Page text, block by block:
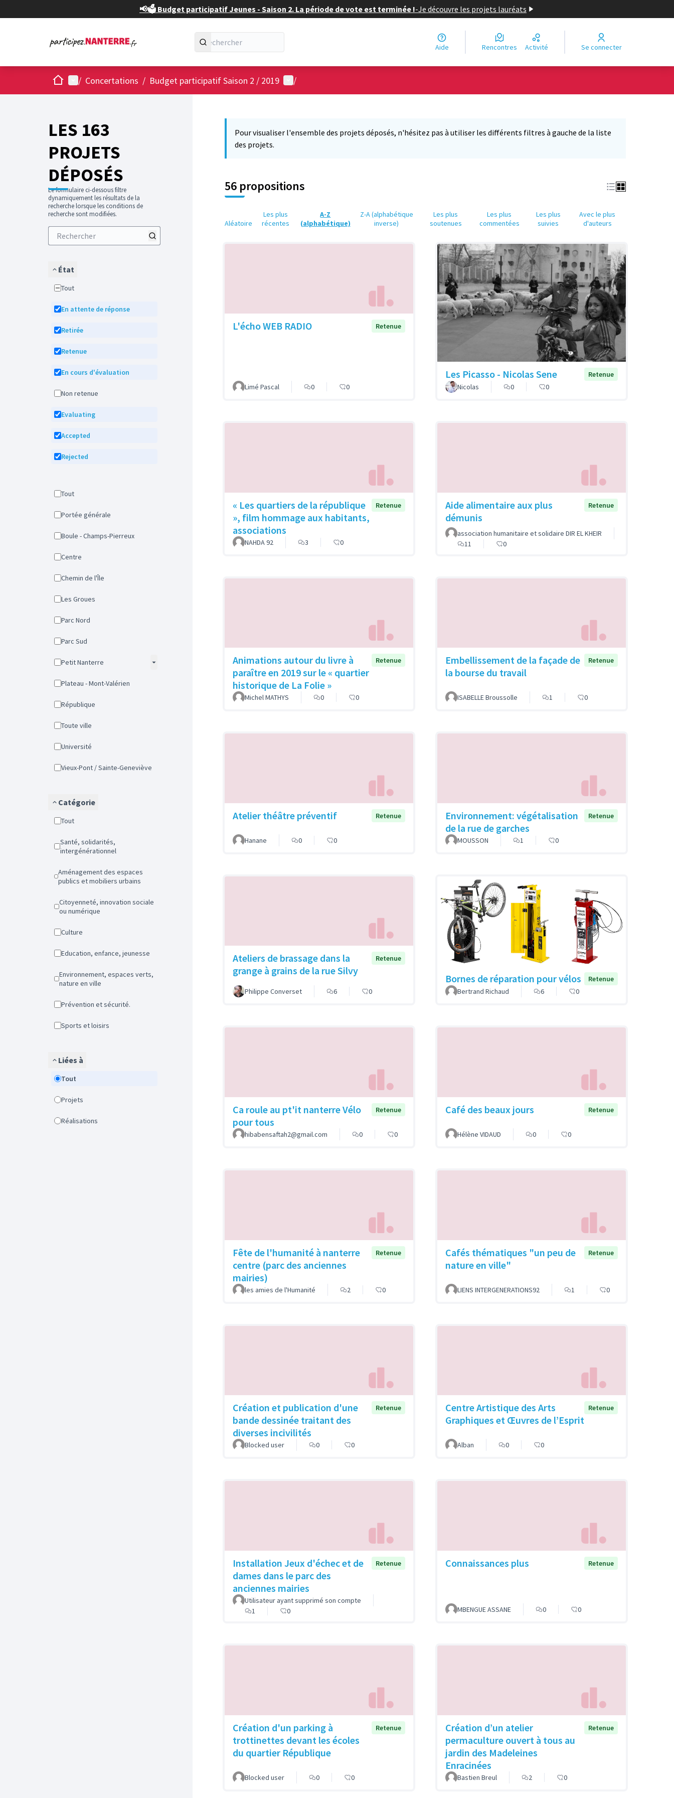
📢🗳️ Budget participatif Jeunes - Saison 2. La période de vote est terminée !-Je découvre les projets lauréats
Aide Rencontres Activité Se connecter
AccueilMenu principal
/ Concertations / Budget participatif Saison 2 / 2019 Menu utilisateur
/
LES 163
PROJETS
DÉPOSÉS
Le formulaire ci-dessous filtre
dynamiquement les résultats de la
recherche lorsque les conditions de
recherche sont modifiées.
État
Tout
En attente de réponse
Retirée
Retenue
En cours d'évaluation
Non retenue
Evaluating
Accepted
Rejected
Tout
Portée générale
Boule - Champs-Pierreux
Centre
Chemin de l'Île
Les Groues
Parc Nord
Parc Sud
Petit Nanterre
Plateau - Mont-Valérien
République
Toute ville
Université
Vieux-Pont / Sainte-Geneviève
Catégorie
Tout
Santé, solidarités,
intergénérationnel
Aménagement des espaces
publics et mobiliers urbains
Citoyenneté, innovation sociale
ou numérique
Culture
Education, enfance, jeunesse
Environnement, espaces verts,
nature en ville
Prévention et sécurité.
Sports et loisirs
Liées à
Tout
Projets
Réalisations
9
Pour visualiser l'ensemble des projets déposés, n'hésitez pas à utiliser les différents filtres à gauche de la liste
des projets.
56 propositions
Aléatoire
Les plus
récentes
A-Z
(alphabétique)
Z-A (alphabétique
inverse)
Les plus
soutenues
Les plus
commentées
Les plus
suivies
Avec le plus
d'auteurs
L'écho WEB RADIO Retenue
Limé Pascal 0 0
Les Picasso - Nicolas Sene
Retenue
Nicolas
0 0
« Les quartiers de la république
», film hommage aux habitants,
associations
Retenue
NAHDA 92 3 0
Aide alimentaire aux plus
démunis
Retenue
association humanitaire et solidaire DIR EL KHEIR
11
0
Animations autour du livre à
paraître en 2019 sur le « quartier
historique de La Folie »
Retenue
Michel MATHYS 0 0
Embellissement de la façade de
la bourse du travail
Retenue
ISABELLE Broussolle 1 0
Atelier théâtre préventif Retenue
Hanane 0 0
Environnement: végétalisation
de la rue de garches
Retenue
MOUSSON 1 0
Ateliers de brassage dans la
grange à grains de la rue Silvy
Retenue
Philippe Converset 6 0
Bornes de réparation pour vélos
Retenue
Bertrand Richaud
6 0
Ca roule au pt'it nanterre Vélo
pour tous
Retenue
hibabensaftah2@gmail.com 0 0
Café des beaux jours Retenue
Hélène VIDAUD 0 0
Fête de l'humanité à nanterre
centre (parc des anciennes
mairies)
Retenue
les amies de l'Humanité 2 0
Cafés thématiques "un peu de
nature en ville"
Retenue
LIENS INTERGENERATIONS92 1 0
Création et publication d'une
bande dessinée traitant des
diverses incivilités
Retenue
Blocked user 0 0
Centre Artistique des Arts
Graphiques et Œuvres de l’Esprit
Retenue
Alban 0 0
Installation Jeux d'échec et de
dames dans le parc des
anciennes mairies
Retenue
Utilisateur ayant supprimé son compte
1
0
Connaissances plus Retenue
MBENGUE ASSANE 0 0
Création d'un parking à
trottinettes devant les écoles
du quartier République
Retenue
Blocked user 0 0
Création d’un atelier
permaculture ouvert à tous au
jardin des Madeleines
Enracinées
Retenue
Bastien Breul 2 0